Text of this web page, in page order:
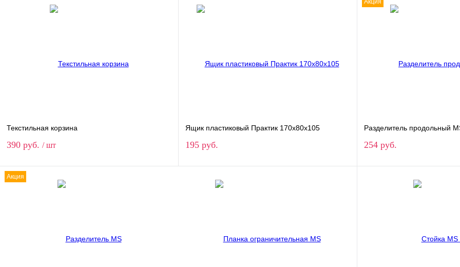
Текстильная корзина
390 руб. / шт
Ящик пластиковый Практик 170x80x105
195 руб.
Акция
Разделитель продольный
254 руб.
Акция